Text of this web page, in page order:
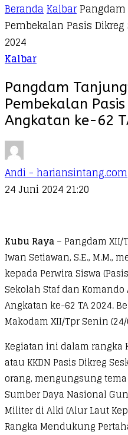
BerandaKalbar
Pembekalan Pasis
2024
Kalbar
Pangdam
Pembekalan
Angkatan ke-62
Andi - hariansintang.com
24 Juni 2024 21:20
Kubu Raya– Pangdam
Iwan Setiawan, S.E., M.M.,
kepada Perwira Siswa
Sekolah Staf dan
Angkatan ke-62 TA 2024.
Makodam XII/Tpr Senin
Kegiatan ini dalam rangka
atau KKDN Pasis Dikreg
orang, mengungsung
Sumber Daya Nasional
Militer di Alki (Alur Laut
Rangka Mendukung